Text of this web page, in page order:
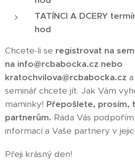
TATÍNCI A DCERY
hod
Chcete-li se registrovat na
na info@rcbabocka.cz nebo
kratochvilova@rcbabocka.cz
seminář chcete jít. Jak Vám
maminky! Přepošlete, prosím,
partnerům. Ráda Vás
informací a Vaše partnery v
Přeji krásný den!